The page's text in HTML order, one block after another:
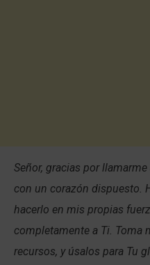
Señor, gracias por
con un corazón dispuesto.
hacerlo en mis propias
completamente a Ti. Toma
recursos, y úsalos para Tu